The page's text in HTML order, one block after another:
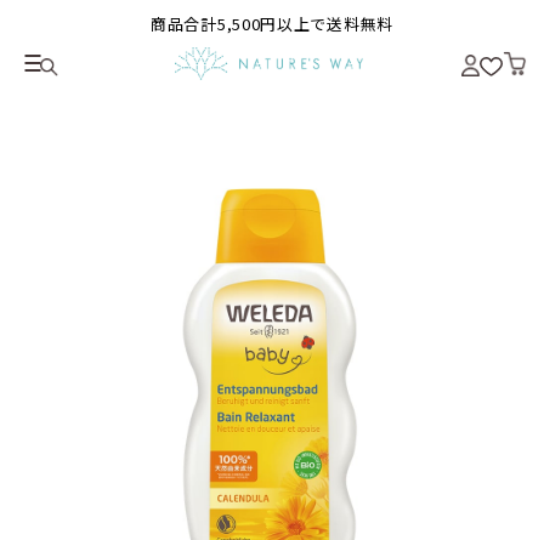
商品合計5,500円以上で送料無料